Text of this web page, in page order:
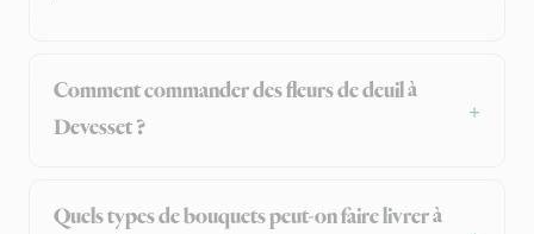
Comment commander des fleurs de deuil à
Devesset ?
Quels types de bouquets peut-on faire livrer à